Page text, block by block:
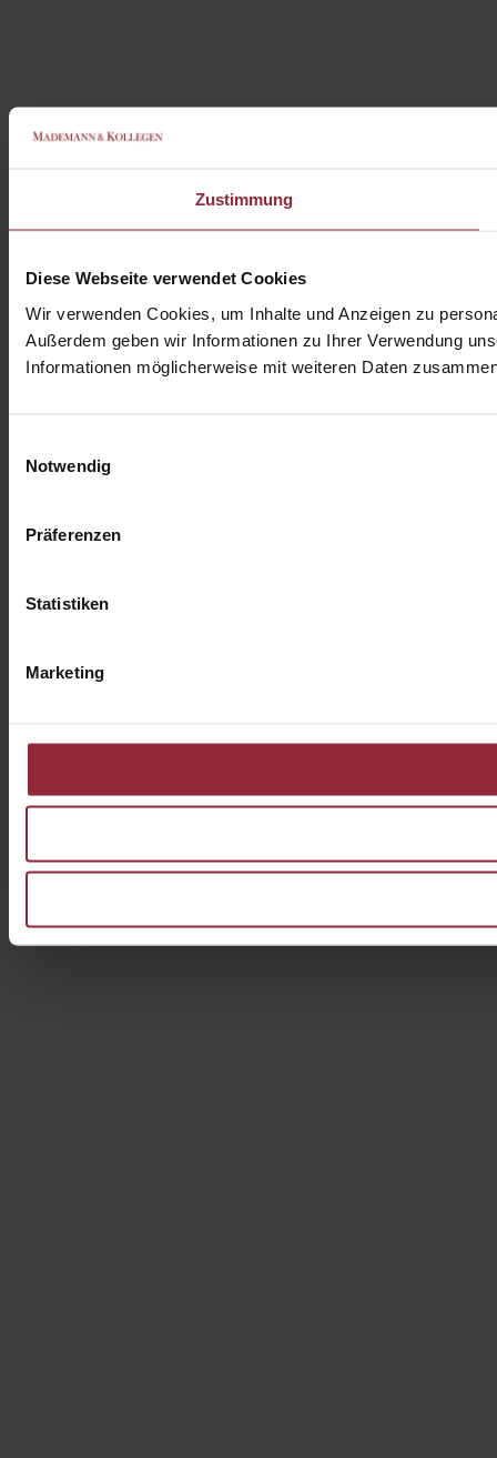
Zustimmung
Diese Webseite verwendet Cookies
Wir verwenden Cookies, um Inhalte und Anzeigen zu
Außerdem geben wir Informationen zu Ihrer Verwendung
Informationen möglicherweise mit weiteren Daten
Notwendig
Präferenzen
Statistiken
Marketing